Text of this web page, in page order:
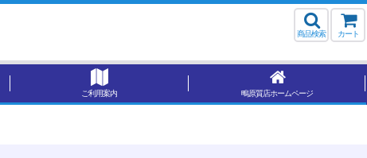
商品検索 カート
ご利用案内 鴫原質店ホームページ